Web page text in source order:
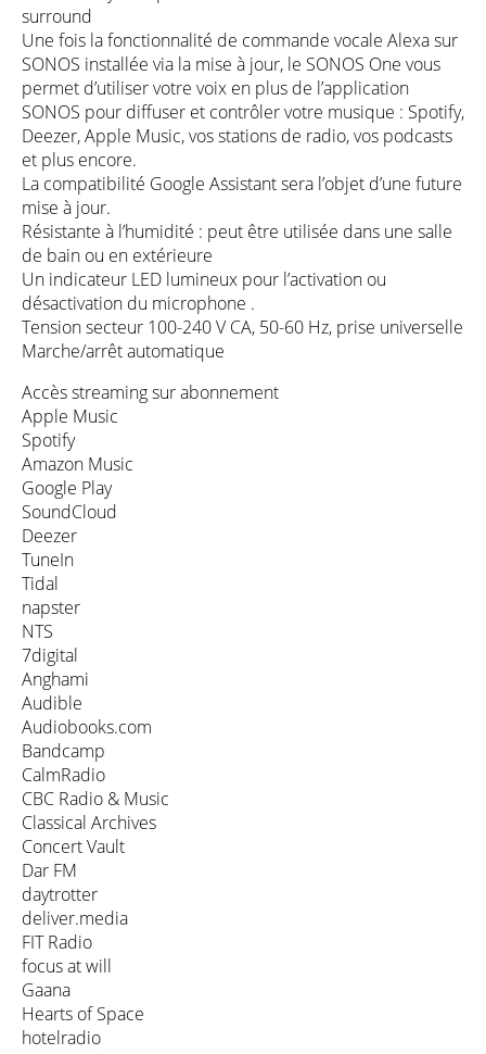
surround
Une fois la fonctionnalité de commande vocale Alexa sur
SONOS installée via la mise à jour, le SONOS One vous
permet d’utiliser votre voix en plus de l’application
SONOS pour diffuser et contrôler votre musique : Spotify,
Deezer, Apple Music, vos stations de radio, vos podcasts
et plus encore.
La compatibilité Google Assistant sera l’objet d’une future
mise à jour.
Résistante à l’humidité : peut être utilisée dans une salle
de bain ou en extérieure
Un indicateur LED lumineux pour l’activation ou
désactivation du microphone .
Tension secteur 100-240 V CA, 50-60 Hz, prise universelle
Marche/arrêt automatique
Accès streaming sur abonnement
Apple Music
Spotify
Amazon Music
Google Play
SoundCloud
Deezer
TuneIn
Tidal
napster
NTS
7digital
Anghami
Audible
Audiobooks.com
Bandcamp
CalmRadio
CBC Radio & Music
Classical Archives
Concert Vault
Dar FM
daytrotter
deliver.media
FIT Radio
focus at will
Gaana
Hearts of Space
hotelradio